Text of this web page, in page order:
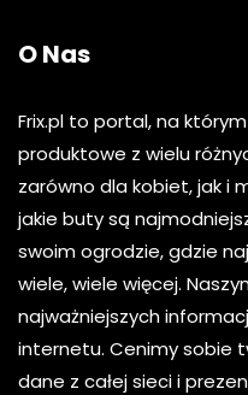
O Nas
Frix.pl to portal, na
produktowe z wielu
zarówno dla kobiet, jak i
jakie buty są
swoim ogrodzie, gdzie
wiele, wiele więcej.
najważniejszych
internetu. Cenimy sobie
dane z całej sieci i